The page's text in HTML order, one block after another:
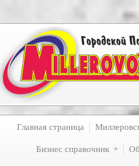
Главная страница
Бизнес справочник